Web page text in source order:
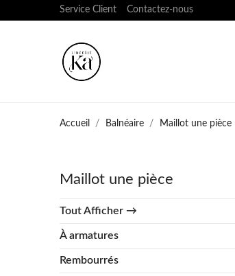
Service Client Contactez-nous
Accueil Balnéaire Maillot une pièce
Maillot une pièce
Tout Afficher →
À armatures
Rembourrés